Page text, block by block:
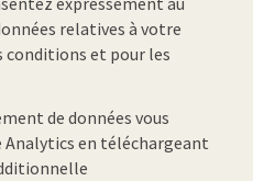
relatives à votre
conditions et pour les
de données vous
en téléchargeant